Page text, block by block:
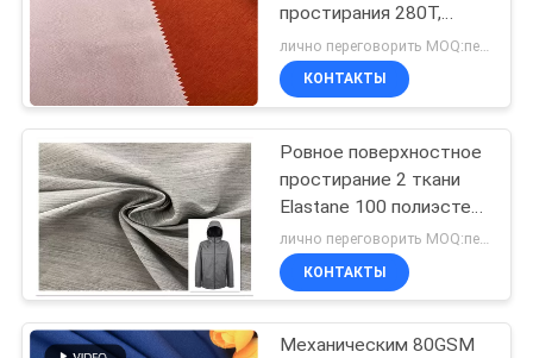
простирания 280Т,
ткань Твилл
простирания с
мембраной ТПУ
КОНТАКТЫ
Ровное поверхностное
простирание 2 ткани
Elastane 100 полиэстер
- тон покрывая
хорошую сохранность
формы
лично переговорить MOQ:переговоров
КОНТАКТЫ
Механическим 80GSM